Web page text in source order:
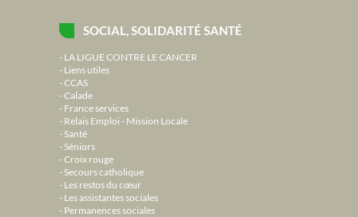
SOCIAL, SOLIDARITÉ SANTÉ
LA LIGUE CONTRE LE CANCER
Liens utiles
CCAS
Calade
France services
Relais Emploi - Mission Locale
Santé
Séniors
Croix rouge
Secours catholique
Les restos du cœur
Les assistantes sociales
Permanences sociales